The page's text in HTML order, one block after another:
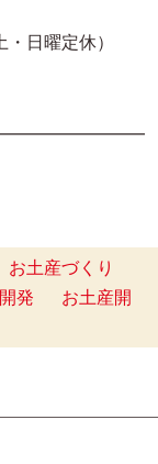
日曜定休）
お土産づくり
発
お土産開